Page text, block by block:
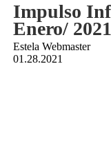
Impulso
Enero/ 2021
Estela Webmaster
01.28.2021